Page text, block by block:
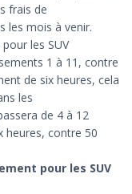
frais de
les mois à venir.
les SUV
1 à 11, contre
de six heures, cela
les
de 4 à 12
heures, contre 50
pour les SUV